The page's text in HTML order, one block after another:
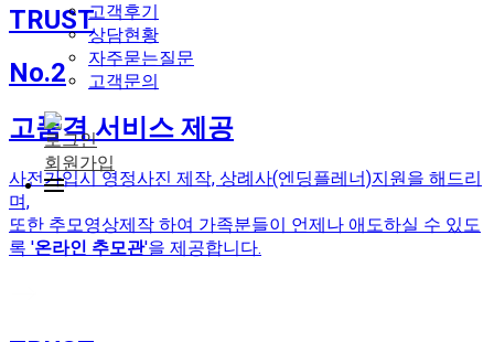
고객후기
상담현황
자주묻는질문
고객문의
로그인
회원가입
TRUST
No.2
고품격 서비스 제공
사전가입시 영정사진 제작, 상례사(엔딩플레너)지원을 해드리
며,
또한 추모영상제작 하여 가족분들이 언제나 애도하실 수 있도
록 '온라인 추모관'을 제공합니다.